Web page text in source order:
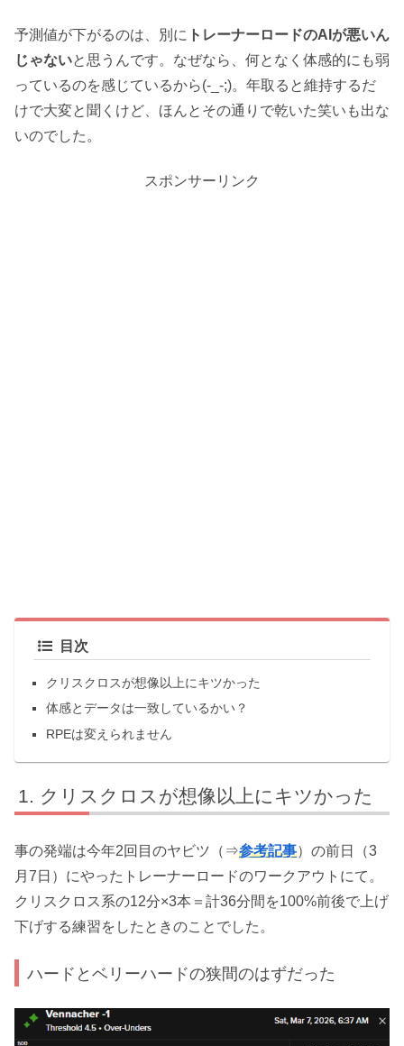
予測値が下がるのは、別に トレーナーロードのAIが悪いん
じゃないと思うんです。なぜなら、何となく体感的にも弱
っているのを感じているから(-_-;)。年取ると維持するだ
けで大変と聞くけど、ほんとその通りで乾いた笑いも出な
いのでした。
スポンサーリンク
目次
クリスクロスが想像以上にキツかった
体感とデータは一致しているかい？
RPEは変えられません
クリスクロスが想像以上にキツかった
事の発端は今年2回目のヤビツ（⇒参考記事）の前日（3
月7日）にやったトレーナーロードのワークアウトにて。
クリスクロス系の12分×3本＝計36分間を100%前後で上げ
下げする練習をしたときのことでした。
ハードとベリーハードの狭間のはずだった